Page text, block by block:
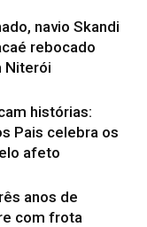
navio Skandi
rebocado
Niterói
histórias:
Pais celebra os
afeto
anos de
com frota